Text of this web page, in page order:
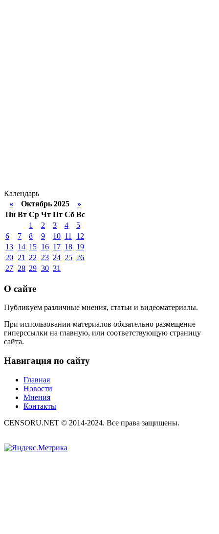
Календарь
« Октябрь 2025 »
Пн Вт Ср Чт Пт Сб Вс
1
2 3 4
5
6
7 8 9 10 11
12
13 14 15 16 17 18 19
20 21 22 23 24 25 26
27 28 29 30 31
О сайте
Публикуем различные мнения, статьи и видеоматериалы.
При использовании материалов обязательно размещение
гиперссылки на главную, или соответствующую страницу
сайта.
Навигация по сайту
Главная
Новости
Мнения
Контакты
CENSORU.NET © 2014-2024. Все права защищены.